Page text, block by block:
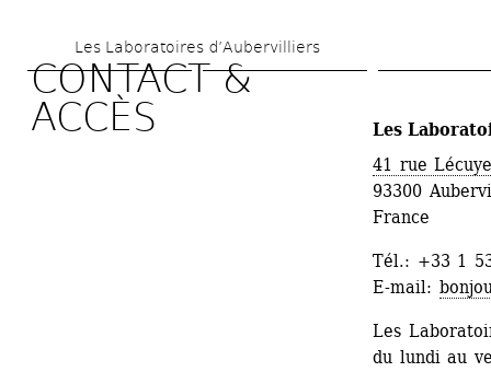
au
contenu
principal
Les Laboratoires d’Aubervilliers
CONTACT &
ACCÈS
Les
41 rue
93300
France
Tél.: +33 1
E-mail:
Les
du lundi au